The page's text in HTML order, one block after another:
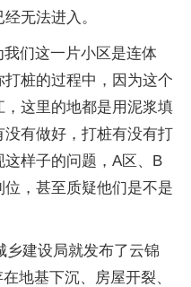
无法进入。
们这一片小区是连体
桩的过程中，因为这个
这里的地都是用泥浆填
有做好，打桩有没有打
样子的问题，A区、B
，甚至质疑他们是不是
乡建设局就发布了云锦
地基下沉、房屋开裂、